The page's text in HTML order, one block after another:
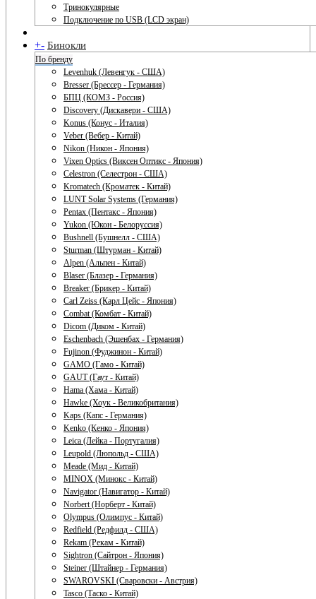
Тринокулярные
Подключение по USB (LCD экран)
+- Бинокли
По бренду
Levenhuk (Левенгук - США)
Bresser (Брессер - Германия)
БПЦ (КОМЗ - Россия)
Discovery (Дискавери - США)
Konus (Конус - Италия)
Veber (Вебер - Китай)
Nikon (Никон - Япония)
Vixen Optics (Виксен Оптикс - Япония)
Celestron (Селестрон - США)
Kromatech (Кроматек - Китай)
LUNT Solar Systems (Германия)
Pentax (Пентакс - Япония)
Yukon (Юкон - Белоруссия)
Bushnell (Бушнелл - США)
Sturman (Штурман - Китай)
Alpen (Альпен - Китай)
Blaser (Блазер - Германия)
Breaker (Брикер - Китай)
Carl Zeiss (Карл Цейс - Япония)
Combat (Комбат - Китай)
Dicom (Диком - Китай)
Eschenbach (Эшенбах - Германия)
Fujinon (Фуджинон - Китай)
GAMO (Гамо - Китай)
GAUT (Гаут - Китай)
Hama (Хама - Китай)
Hawke (Хоук - Великобритания)
Kaps (Капс - Германия)
Kenko (Кенко - Япония)
Leica (Лейка - Португалия)
Leupold (Люпольд - США)
Meade (Мид - Китай)
MINOX (Минокс - Китай)
Navigator (Навигатор - Китай)
Norbert (Норберт - Китай)
Olympus (Олимпус - Китай)
Redfield (Редфилд - США)
Rekam (Рекам - Китай)
Sightron (Сайтрон - Япония)
Steiner (Штайнер - Германия)
SWAROVSKI (Сваровски - Австрия)
Tasco (Таско - Китай)